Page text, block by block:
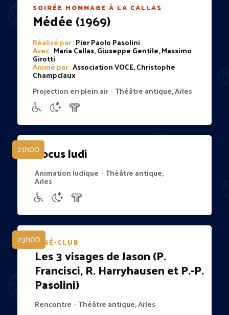
SOIRÉE HOMMAGE À LA CALLAS
Médée(1969)
Réalisé par :Pier Paolo Pasolini
Avec :Maria Callas, Giuseppe Gentile, Massimo
Girotti
Animé par :Association VOCE, Christophe
Champclaux
Projection en plein air • Théâtre antique, Arles
21h00Locus ludi
Animation ludique • Théâtre antique,
Arles
23h00CINÉ-CLUB
Les 3 visages de Jason (P.
Francisci, R. Harryhausen et P.-P.
Pasolini)
Rencontre • Théâtre antique, Arles